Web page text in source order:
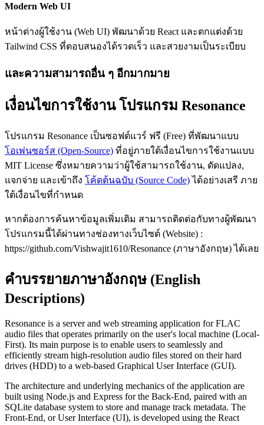
Modern Web UI
หน้าต่างผู้ใช้งาน (Web UI) พัฒนาด้วย React และตกแต่งด้วย
Tailwind CSS ที่ตอบสนองได้รวดเร็ว และสวยงามเป็นระเบียบ
และความสามารถอื่น ๆ อีกมากมาย
เงื่อนไขการใช้งาน โปรแกรม Resonance
โปรแกรม Resonance เป็นซอฟต์แวร์ ฟรี (Free) ที่พัฒนาแบบ
โอเพ่นซอร์ส (Open-Source) ที่อยู่ภายใต้เงื่อนไขการใช้งานแบบ
MIT License ซึ่งหมายความว่าผู้ใช้สามารถใช้งาน, ดัดแปลง,
แจกจ่าย และเข้าถึง โค้ดต้นฉบับ (Source Code)ได้อย่างเสรี ภาย
ใต้เงื่อนไขที่กำหนด
หากต้องการค้นหาข้อมูลเพิ่มเติม สามารถติดต่อกับทางผู้พัฒนา
โปรแกรมนี้ได้ผ่านทางช่องทางเว็บไซต์ (Website) :
https://github.com/Vishwajit1610/Resonance (ภาษาอังกฤษ) ได้เลย
คำบรรยายภาษาอังกฤษ (English
Descriptions)
Resonance is a server and web streaming application for FLAC
audio files that operates primarily on the user's local machine (Local-
First). Its main purpose is to enable users to seamlessly and
efficiently stream high-resolution audio files stored on their hard
drives (HDD) to a web-based Graphical User Interface (GUI).
The architecture and underlying mechanics of the application are
built using Node.js and Express for the Back-End, paired with an
SQLite database system to store and manage track metadata. The
Front-End, or User Interface (UI), is developed using the React